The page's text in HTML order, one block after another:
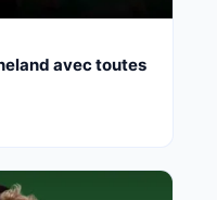
avec toutes